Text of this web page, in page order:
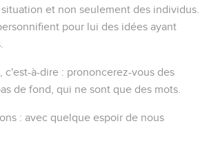
et non seulement des individus.
pour lui des idées ayant
, c'est-à-dire : prononcerez-vous des
de fond, qui ne sont que des mots.
: avec quelque espoir de nous